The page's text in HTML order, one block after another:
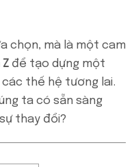
chọn, mà là một cam
Z để tạo dựng một
thế hệ tương lai.
ta có sẵn sàng
thay đổi?